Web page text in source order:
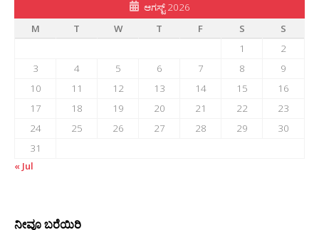
ಆಗಸ್ಟ್ 2026
M
T W T F S
S
1
2
3
4 5 6 7 8
9
10
11 12 13 14 15
16
17
18 19 20 21 22
23
24
25 26 27 28 29
30
31
« Jul
ನೀವೂ ಬರೆಯಿರಿ